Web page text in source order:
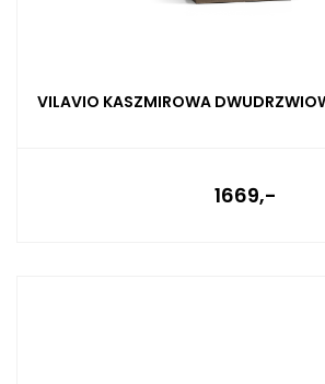
VILAVIO KASZMIROWA
1669,-